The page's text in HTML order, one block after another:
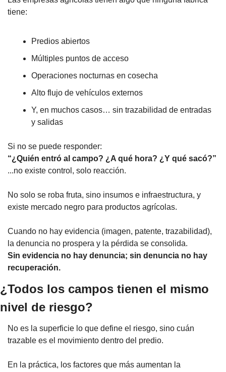
tiene:
Predios abiertos
Múltiples puntos de acceso
Operaciones nocturnas en cosecha
Alto flujo de vehículos externos
Y, en muchos casos… sin trazabilidad de entradas
y salidas
Si no se puede responder:
“¿Quién entró al campo? ¿A qué hora? ¿Y qué sacó?”
...no existe control, solo reacción.
No solo se roba fruta, sino insumos e infraestructura, y
existe mercado negro para productos agrícolas.
Cuando no hay evidencia (imagen, patente, trazabilidad),
la denuncia no prospera y la pérdida se consolida.
Sin evidencia no hay denuncia; sin denuncia no hay
recuperación.
¿Todos los campos tienen el mismo
nivel de riesgo?
No es la superficie lo que define el riesgo, sino cuán
trazable es el movimiento dentro del predio.
En la práctica, los factores que más aumentan la